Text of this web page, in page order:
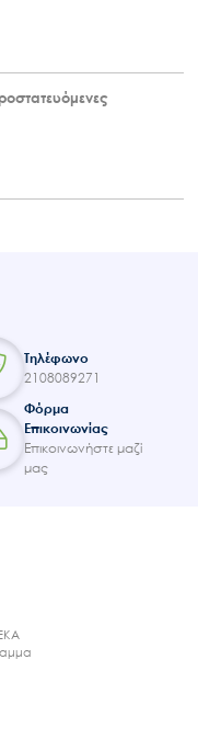
Τηλέφωνο
2108089271
Φόρμα
Επικοινωνίας
Επικοινωνήστε μαζί
μας